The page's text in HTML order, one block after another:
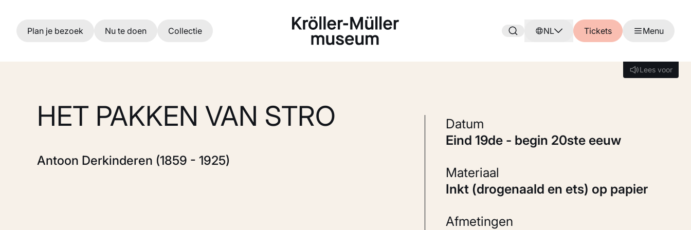
Ga naar hoofdinhoud
Plan je bezoek Nu te doen Collectie NL Tickets Menu
Lees voor
Lees voor
HET PAKKEN VAN STRO
Antoon Derkinderen (1859 - 1925)
Datum
eind 19de - begin 20ste eeuw
Materiaal
Inkt (drogenaald en ets) op papier
Afmetingen